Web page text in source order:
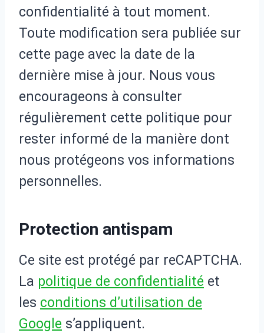
confidentialité à tout moment.
Toute modification sera publiée sur
cette page avec la date de la
dernière mise à jour. Nous vous
encourageons à consulter
régulièrement cette politique pour
rester informé de la manière dont
nous protégeons vos informations
personnelles.
Protection antispam
Ce site est protégé par reCAPTCHA.
La politique de confidentialité et
les conditions d’utilisation de
Google s’appliquent.